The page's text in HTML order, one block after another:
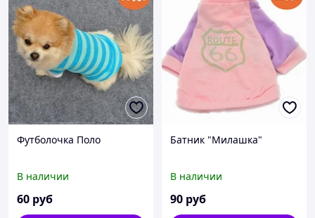
Футболочка Поло
В наличии
60 руб
Батник "Милашка"
В наличии
90 руб